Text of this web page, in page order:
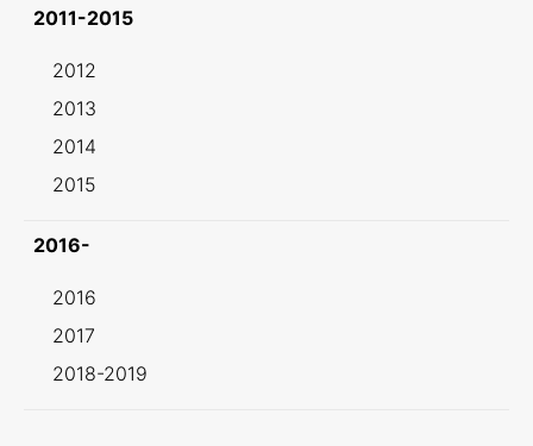
2011-2015
2012
2013
2014
2015
2016-
2016
2017
2018-2019